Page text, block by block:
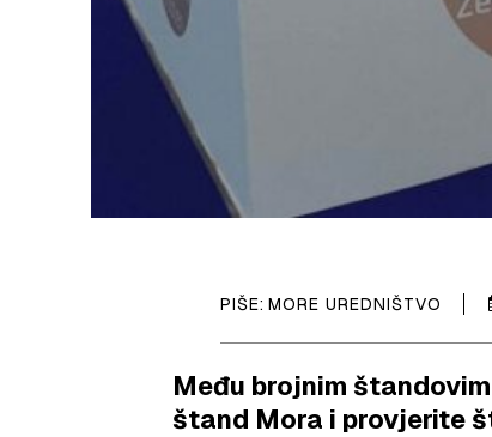
PIŠE: MORE UREDNIŠTVO
Među brojnim
štand Mora i provjerite